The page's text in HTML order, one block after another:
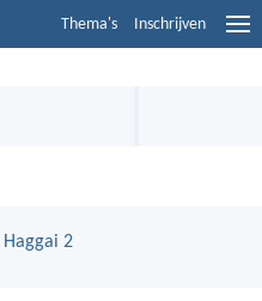
Thema's Inschrijven
Haggai 2